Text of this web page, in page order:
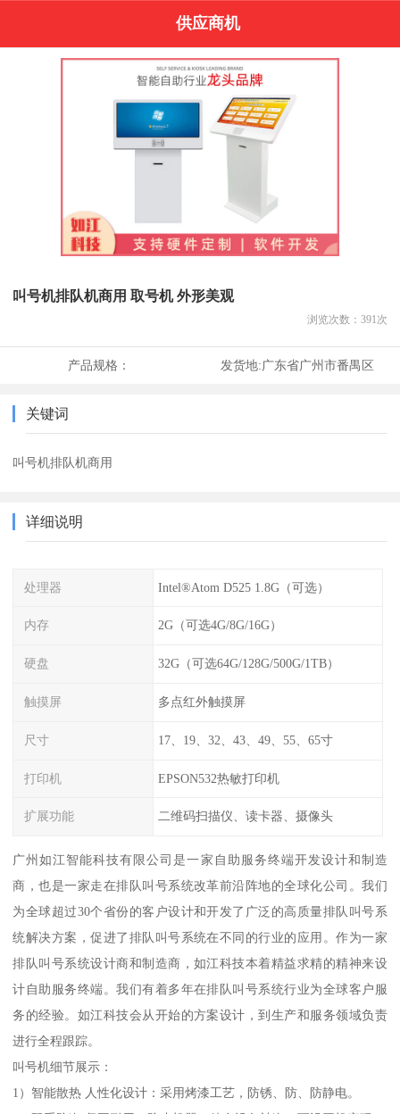
供应商机
叫号机排队机商用 取号机 外形美观
浏览次数： 391 次
产品规格： 发货地:广东省广州市番禺区
关键词
叫号机排队机商用
详细说明
处理器 Intel®Atom D525 1.8G（可选）
内存 2G（可选4G/8G/16G）
硬盘 32G（可选64G/128G/500G/1TB）
触摸屏 多点红外触摸屏
尺寸 17、19、32、43、49、55、65寸
打印机 EPSON532热敏打印机
扩展功能 二维码扫描仪、读卡器、摄像头
广州如江智能科技有限公司是一家自助服务终端开发设计和制造
商，也是一家走在排队叫号系统改革前沿阵地的全球化公司。我们
为全球超过30个省份的客户设计和开发了广泛的高质量排队叫号系
统解决方案，促进了排队叫号系统在不同的行业的应用。作为一家
排队叫号系统设计商和制造商，如江科技本着精益求精的精神来设
计自助服务终端。我们有着多年在排队叫号系统行业为全球客户服
务的经验。如江科技会从开始的方案设计，到生产和服务领域负责
进行全程跟踪。
叫号机细节展示：
1）智能散热 人性化设计：采用烤漆工艺，防锈、防、防静电。